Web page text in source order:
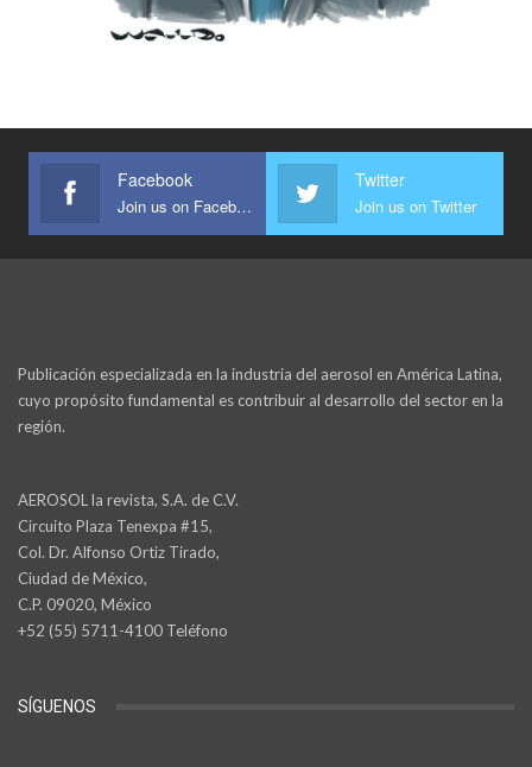
Facebook
Join us on Facebook
Twitter
Join us on Twitter
Publicación especializada en la industria del aerosol en América Latina,
cuyo propósito fundamental es contribuir al desarrollo del sector en la
región.
AEROSOL la revista, S.A. de C.V.
Circuito Plaza Tenexpa #15,
Col. Dr. Alfonso Ortiz Tirado,
Ciudad de México,
C.P. 09020, México
+52 (55) 5711-4100 Teléfono
SÍGUENOS